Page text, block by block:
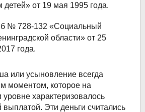
от 19 мая 1995 года.
№ 728-132 «Социальный
области» от 25
года.
или усыновление всегда
моментом, которое на
уровне характеризовалось
Эти деньги считались